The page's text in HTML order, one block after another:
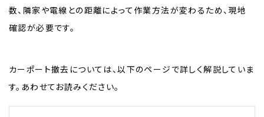
数、隣家や電線との距離によって作業方法が変わるため、現地
確認が必要です。
カーポート撤去については、以下のページで詳しく解説していま
す。あわせてお読みください。